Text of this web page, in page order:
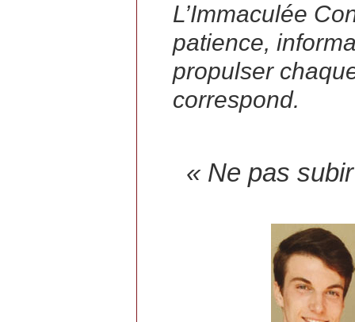
L’Immaculée
patience,
propulser
correspond.
« Ne pas